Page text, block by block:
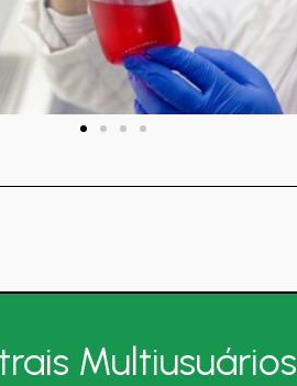
Multiusuários